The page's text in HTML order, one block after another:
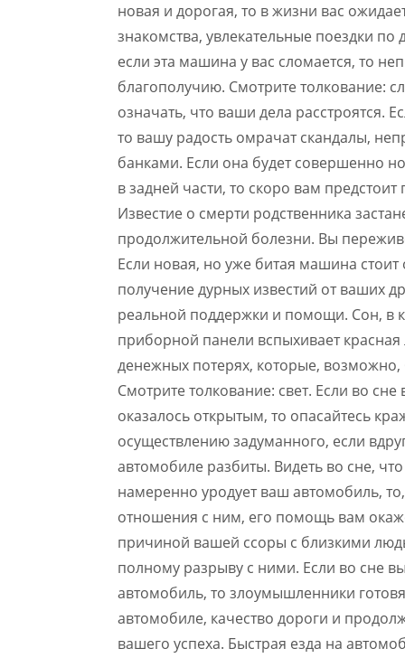
новая и дорогая, то в жизни вас
знакомства, увлекательные поездки
если эта машина у вас сломается, то
благополучию. Смотрите толкование:
означать, что ваши дела расстроятся.
то вашу радость омрачат скандалы,
банками. Если она будет совершенно
в задней части, то скоро вам
Известие о смерти родственника
продолжительной болезни. Вы
Если новая, но уже битая машина
получение дурных известий от ваших
реальной поддержки и помощи. Сон, в
приборной панели вспыхивает
денежных потерях, которые,
Смотрите толкование: свет. Если во
оказалось открытым, то опасайтесь
осуществлению задуманного, если
автомобиле разбиты. Видеть во сне,
намеренно уродует ваш автомобиль,
отношения с ним, его помощь вам
причиной вашей ссоры с близкими
полному разрыву с ними. Если во сне
автомобиль, то злоумышленники
автомобиле, качество дороги и
вашего успеха. Быстрая езда на